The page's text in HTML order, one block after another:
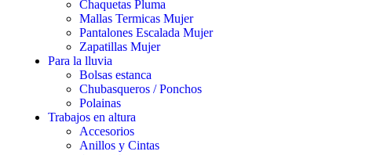
Chaquetas Pluma
Mallas Termicas Mujer
Pantalones Escalada Mujer
Zapatillas Mujer
Para la lluvia
Bolsas estanca
Chubasqueros / Ponchos
Polainas
Trabajos en altura
Accesorios
Anillos y Cintas